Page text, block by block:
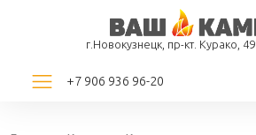
г.Новокузнецк, пр-кт. Курако,
+7 906 936 96-20